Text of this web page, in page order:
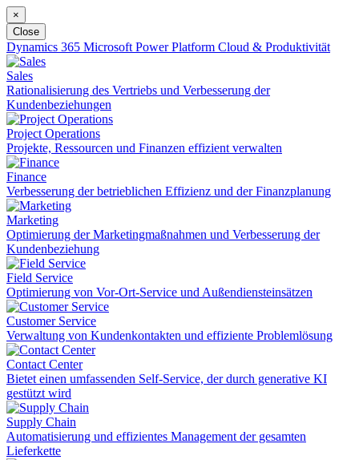
×
Close
Dynamics 365 Microsoft Power Platform Cloud & Produktivität
Sales
Rationalisierung des Vertriebs und Verbesserung der
Kundenbeziehungen
Project Operations
Projekte, Ressourcen und Finanzen effizient verwalten
Finance
Verbesserung der betrieblichen Effizienz und der Finanzplanung
Marketing
Optimierung der Marketingmaßnahmen und Verbesserung der
Kundenbeziehung
Field Service
Optimierung von Vor-Ort-Service und Außendiensteinsätzen
Customer Service
Verwaltung von Kundenkontakten und effiziente Problemlösung
Contact Center
Bietet einen umfassenden Self-Service, der durch generative KI
gestützt wird
Supply Chain
Automatisierung und effizientes Management der gesamten
Lieferkette